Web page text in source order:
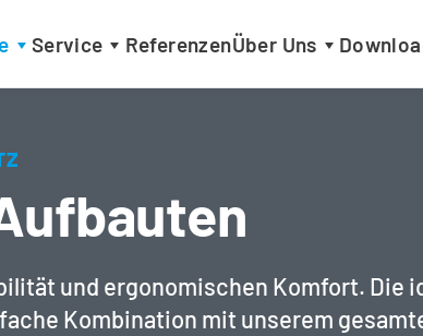
Service ReferenzenÜber Uns
und ergonomischen Komfort. Die
Kombination mit unserem